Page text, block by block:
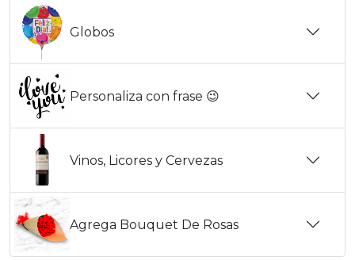
Globos
Personaliza con frase 😉
Vinos, Licores y Cervezas
Agrega Bouquet De Rosas